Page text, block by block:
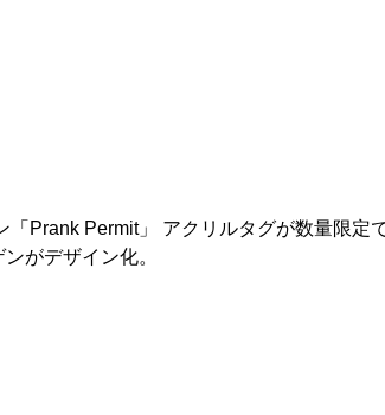
Prank Permit」 アクリルタグが数量限定
がデザイン化。